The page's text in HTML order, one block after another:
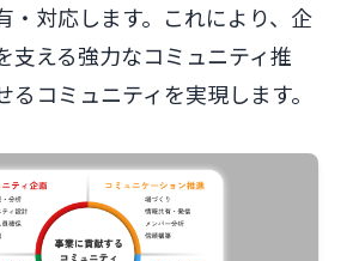
・対応します。これにより、企
支える強力なコミュニティ推
るコミュニティを実現します。